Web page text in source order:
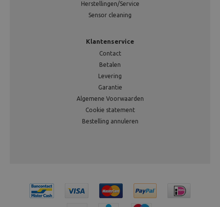
Herstellingen/Service
Sensor cleaning
Klantenservice
Contact
Betalen
Levering
Garantie
Algemene Voorwaarden
Cookie statement
Bestelling annuleren